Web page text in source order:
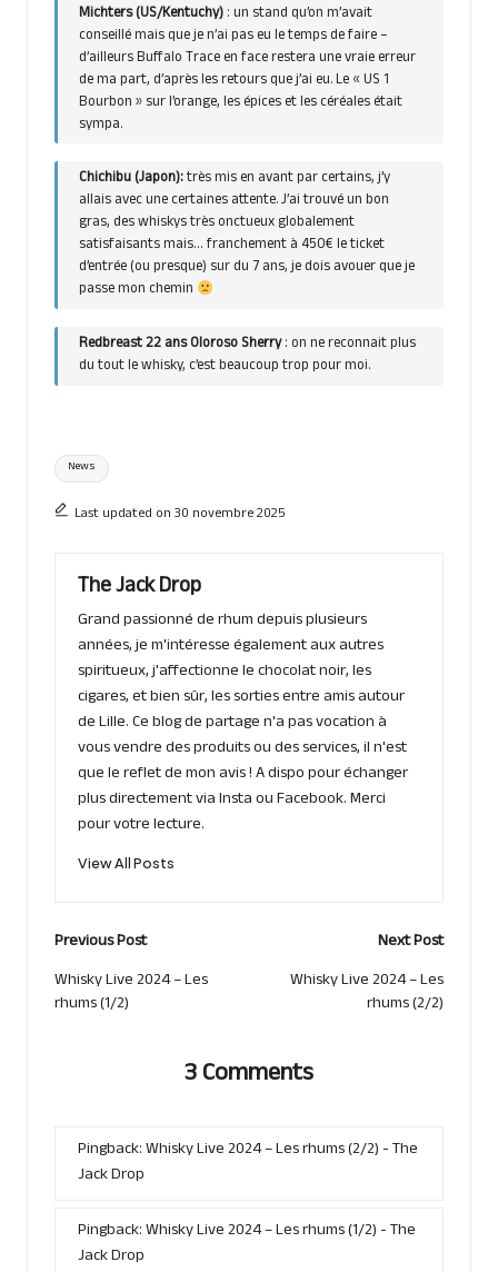
Michters (US/Kentuchy): un stand qu’on m’avait
conseillé mais que je n’ai pas eu le temps de faire –
d’ailleurs Buffalo Trace en face restera une vraie erreur
de ma part, d’après les retours que j’ai eu. Le « US 1
Bourbon » sur l’orange, les épices et les céréales était
sympa.
Chichibu(Japon):très mis en avant par certains, j’y
allais avec une certaines attente. J’ai trouvé un bon
gras, des whiskys très onctueux globalement
satisfaisants mais… franchement à 450€ le ticket
d’entrée (ou presque) sur du 7 ans, je dois avouer que je
passe mon chemin
Redbreast 22 ans Oloroso Sherry: on ne reconnait plus
du tout le whisky, c’est beaucoup trop pour moi.
Tags:
News
Last updated on 30 novembre 2025
The Jack Drop
Grand passionné de rhum depuis plusieurs
années, je m'intéresse également aux autres
spiritueux, j'affectionne le chocolat noir, les
cigares, et bien sûr, les sorties entre amis autour
de Lille. Ce blog de partage n'a pas vocation à
vous vendre des produits ou des services, il n'est
que le reflet de mon avis ! A dispo pour échanger
plus directement via Insta ou Facebook. Merci
pour votre lecture.
View All Posts
Post
navigation
Previous Post
Whisky Live 2024 – Les
rhums (1/2)
Next Post
Whisky Live 2024 – Les
rhums (2/2)
3 Comments
Pingback:Whisky Live 2024 – Les rhums (2/2) - The
Jack Drop
Pingback:Whisky Live 2024 – Les rhums (1/2) - The
Jack Drop